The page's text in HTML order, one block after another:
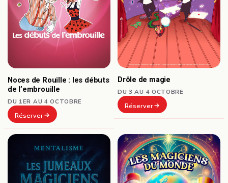
Noces de Rouille : les débuts
de l’embrouille
DU 1ER AU 4 OCTOBRE
Réserver
Drôle de magie
DU 3 AU 4 OCTOBRE
Réserver